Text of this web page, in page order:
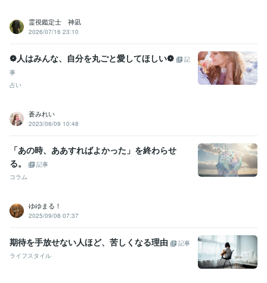
霊視鑑定士 神凪
2026/07/16 23:10
❁人はみんな、自分を丸ごと愛してほしい❁
記
事
占い
蒼みれい
2023/06/09 10:48
「あの時、ああすればよかった」を終わらせ
る。
記事
コラム
ゆゆまる！
2025/09/08 07:37
期待を手放せない人ほど、苦しくなる理由
記事
ライフスタイル